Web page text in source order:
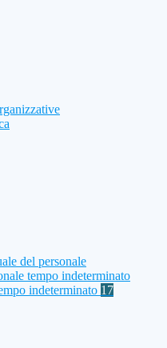
del personale
tempo indeterminato
indeterminato 17